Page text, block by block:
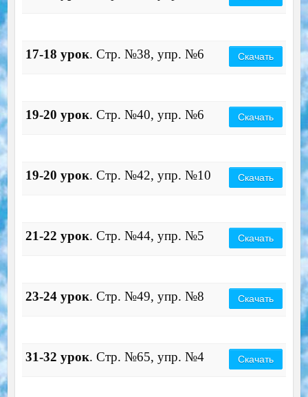
17-18 урок. Стр. №38, упр. №6 Скачать
19-20 урок. Стр. №40, упр. №6 Скачать
19-20 урок. Стр. №42, упр. №10 Скачать
21-22 урок. Стр. №44, упр. №5 Скачать
23-24 урок. Стр. №49, упр. №8 Скачать
31-32 урок. Стр. №65, упр. №4 Скачать